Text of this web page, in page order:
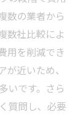
数の業者から
数社比較によ
用を削減でき
近いため、
いです。さら
質問し、必要